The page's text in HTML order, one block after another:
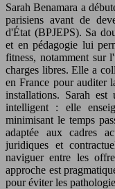
Sarah Benamara a
parisiens avant de
d'État (BPJEPS). Sa
et en pédagogie lui
fitness, notamment sur
charges libres. Elle a
en France pour auditer
installations. Sarah est
intelligent : elle
minimisant le temps
adaptée aux cadres
juridiques et
naviguer entre les
approche est
pour éviter les